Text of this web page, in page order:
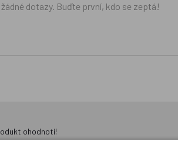
dotazy. Buďte první, kdo se zeptá!
ohodnotí!